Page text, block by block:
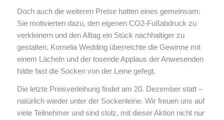
Doch auch die weiteren Preise hatten eines gemeinsam:
Sie motivierten dazu, den eigenen CO2-Fußabdruck zu
verkleinern und den Alltag ein Stück nachhaltiger zu
gestalten. Kornelia Wedding überreichte die Gewinne mit
einem Lächeln und der tosende Applaus der Anwesenden
hätte fast die Socken von der Leine gefegt.
Die letzte Preisverleihung findet am 20. Dezember statt –
natürlich wieder unter der Sockenleine. Wir freuen uns auf
viele Teilnehmer und sind stolz, mit dieser Aktion nicht nur